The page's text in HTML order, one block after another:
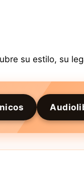
su estilo, su